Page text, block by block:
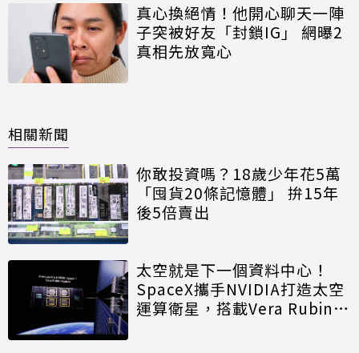
真心換絕情！他開心聊天一陣
子突被好友「封鎖IG」 網曝2
真相先放寬心
相關新聞
你敢投資嗎？18歲少年花5萬
「囤貨20條記憶體」 拚15年
後5倍賣出
太空就是下一個資料中心！
SpaceX攜手NVIDIA打造太空
運算衛星，搭載Vera Rubin運